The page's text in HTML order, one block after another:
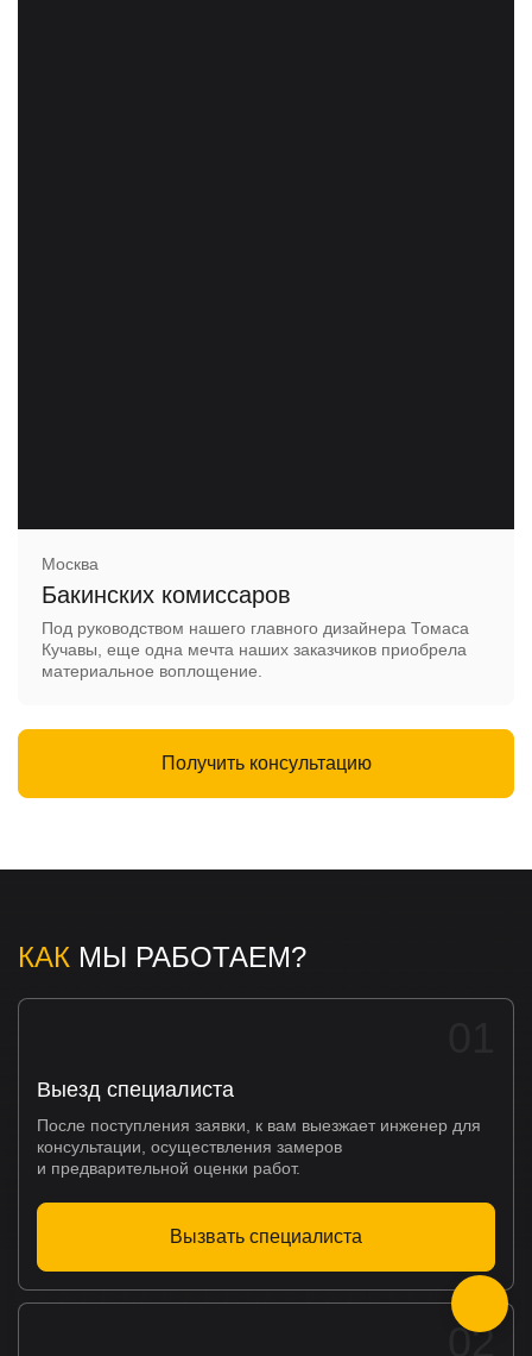
Москва
Бакинских комиссаров
Под руководством нашего главного дизайнера Томаса
Кучавы, еще одна мечта наших заказчиков приобрела
материальное воплощение.
Получить консультацию
КАК МЫ РАБОТАЕМ?
Выезд специалиста
После поступления заявки, к вам выезжает инженер для
консультации, осуществления замеров
и предварительной оценки работ.
Вызвать специалиста
02